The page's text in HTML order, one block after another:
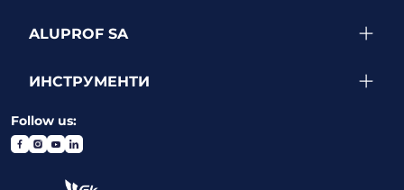
ALUPROF SA
ИНСТРУМЕНТИ
Follow us: